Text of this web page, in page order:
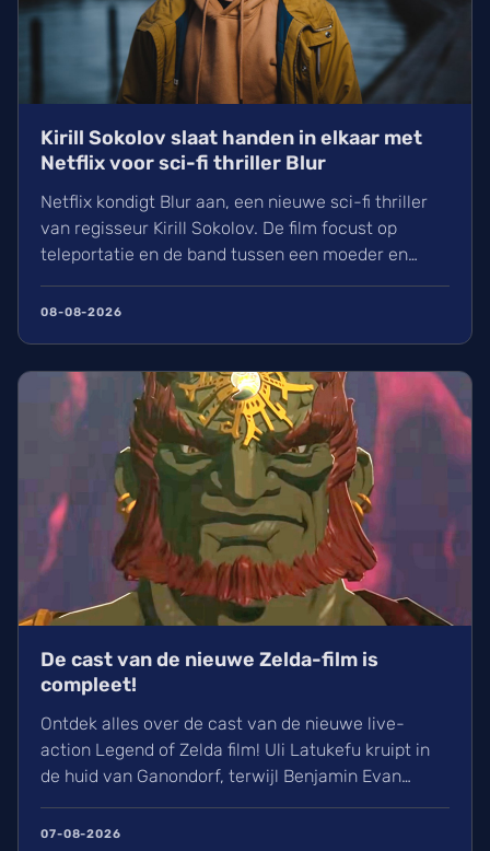
Kirill Sokolov slaat handen in elkaar met
Netflix voor sci-fi thriller Blur
Netflix kondigt Blur aan, een nieuwe sci-fi thriller
van regisseur Kirill Sokolov. De film focust op
teleportatie en de band tussen een moeder en
Sokolov nu samen met productiehuis 21 Laps. Wij
08-08-2026
De cast van de nieuwe Zelda-film is
compleet!
Ontdek alles over de cast van de nieuwe live-
action Legend of Zelda film! Uli Latukefu kruipt in
de huid van Ganondorf, terwijl Benjamin Evan
Ainsworth en Bo Bragason de rollen van Link en
Zelda vertolken. De film, geregisseerd door Wes
07-08-2026